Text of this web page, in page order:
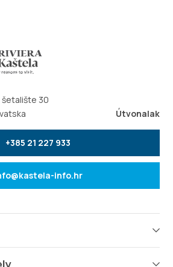
šetalište 30
Útvonalak
+385 21 227 933
info.hr